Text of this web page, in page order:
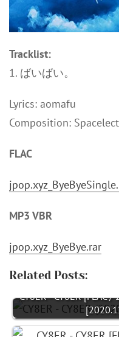
Tracklist:
1. ばいばい。
Lyrics: aomafu
Composition:
FLAC
MP3 VBR
jpop.xyz_ByeBye.rar
Related Posts:
CY8ER - CY8ER [FLAC